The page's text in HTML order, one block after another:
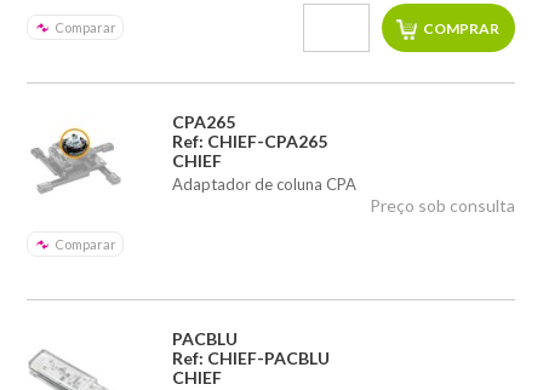
Comparar
CPA265
Ref: CHIEF-CPA265
CHIEF
Adaptador de coluna CPA
Comparar
Preço sob consulta
PACBLU
Ref: CHIEF-PACBLU
CHIEF